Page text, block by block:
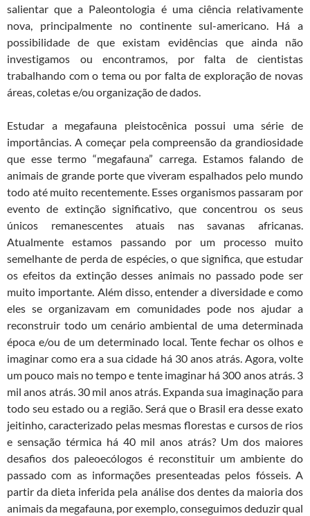
salientar que a Paleontologia é uma ciência relativamente
nova, principalmente no continente sul-americano. Há a
possibilidade de que existam evidências que ainda não
investigamos ou encontramos, por falta de cientistas
trabalhando com o tema ou por falta de exploração de novas
áreas, coletas e/ou organização de dados.
Estudar a megafauna pleistocênica possui uma série de
importâncias. A começar pela compreensão da grandiosidade
que esse termo “megafauna” carrega. Estamos falando de
animais de grande porte que viveram espalhados pelo mundo
todo até muito recentemente. Esses organismos passaram por
evento de extinção significativo, que concentrou os seus
únicos remanescentes atuais nas savanas africanas.
Atualmente estamos passando por um processo muito
semelhante de perda de espécies, o que significa, que estudar
os efeitos da extinção desses animais no passado pode ser
muito importante. Além disso, entender a diversidade e como
eles se organizavam em comunidades pode nos ajudar a
reconstruir todo um cenário ambiental de uma determinada
época e/ou de um determinado local. Tente fechar os olhos e
imaginar como era a sua cidade há 30 anos atrás. Agora, volte
um pouco mais no tempo e tente imaginar há 300 anos atrás. 3
mil anos atrás. 30 mil anos atrás. Expanda sua imaginação para
todo seu estado ou a região. Será que o Brasil era desse exato
jeitinho, caracterizado pelas mesmas florestas e cursos de rios
e sensação térmica há 40 mil anos atrás? Um dos maiores
desafios dos paleoecólogos é reconstituir um ambiente do
passado com as informações presenteadas pelos fósseis. A
partir da dieta inferida pela análise dos dentes da maioria dos
animais da megafauna, por exemplo, conseguimos deduzir qual